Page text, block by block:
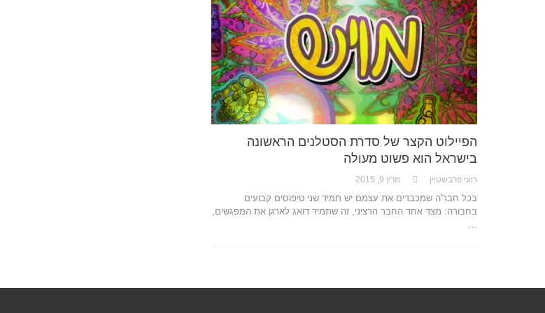
הפיילוט הקצר של סדרת הסטלנים הראשונה
בישראל הוא פשוט מעולה
רועי פרבשטיין מרץ 9, 2015
בכל חבר'ה שמכבדים את עצמם יש תמיד שני טיפוסים קבועים
בחבורה: מצד אחד החבר הרציני, זה שתמיד דואג לארגן את המפגשים,